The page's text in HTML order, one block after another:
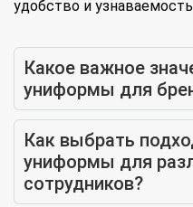
удобство и
Какое важное
униформы для
Как выбрать
униформы для
сотрудников?